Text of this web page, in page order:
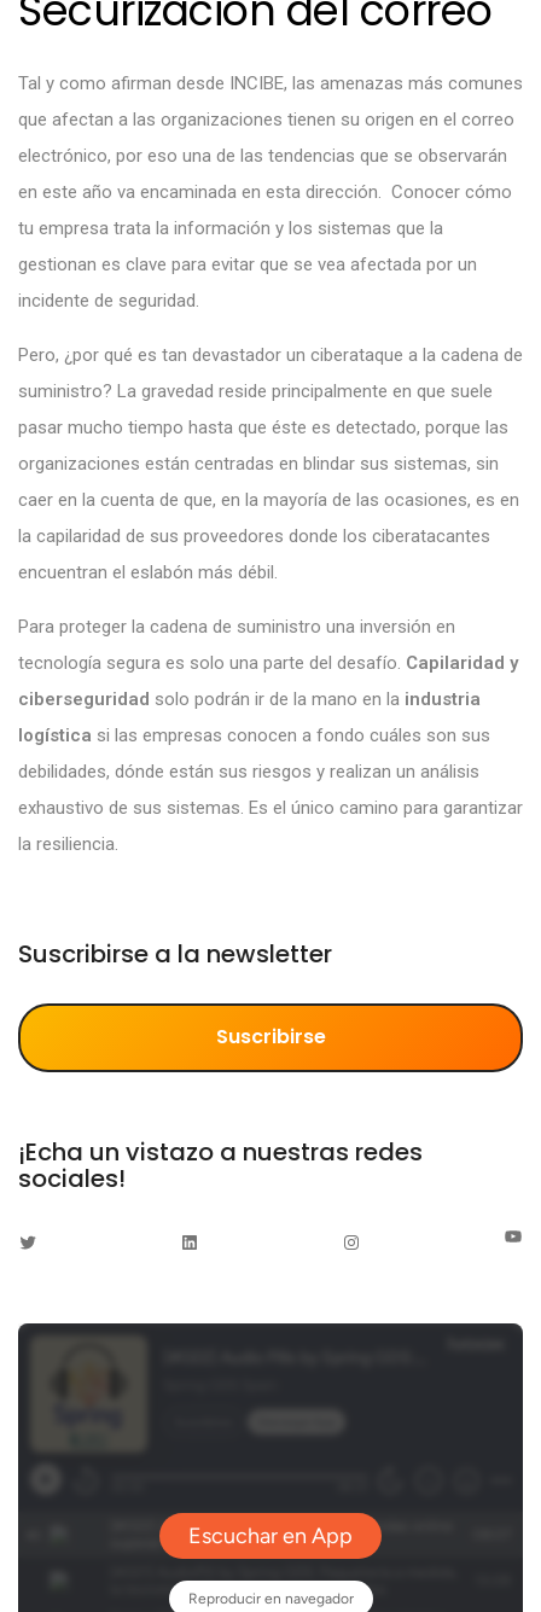
Tal y como afirman desde INCIBE, las amenazas más comunes
que afectan a las organizaciones tienen su origen en el correo
electrónico, por eso una de las tendencias que se observarán
en este año va encaminada en esta dirección. Conocer cómo
tu empresa trata la información y los sistemas que la
gestionan es clave para evitar que se vea afectada por un
incidente de seguridad.
Pero, ¿por qué es tan devastador un ciberataque a la cadena de
suministro? La gravedad reside principalmente en que suele
pasar mucho tiempo hasta que éste es detectado, porque las
organizaciones están centradas en blindar sus sistemas, sin
caer en la cuenta de que, en la mayoría de las ocasiones, es en
la capilaridad de sus proveedores donde los ciberatacantes
encuentran el eslabón más débil.
Para proteger la cadena de suministro una inversión en
tecnología segura es solo una parte del desafío. Capilaridad y
ciberseguridad solo podrán ir de la mano en la industria
logística si las empresas conocen a fondo cuáles son sus
debilidades, dónde están sus riesgos y realizan un análisis
exhaustivo de sus sistemas. Es el único camino para garantizar
la resiliencia.
Suscribirse a la newsletter
Suscribirse
¡Echa un vistazo a nuestras redes
sociales!